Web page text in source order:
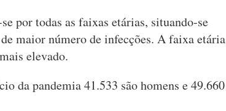
por todas as faixas etárias, situando-se
maior número de infecções. A faixa etária
elevado.
da pandemia 41.533 são homens e 49.660